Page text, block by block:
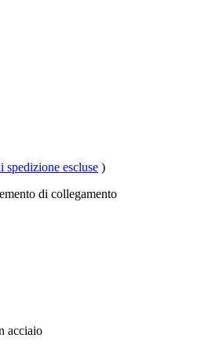
spedizione escluse )
di collegamento
acciaio